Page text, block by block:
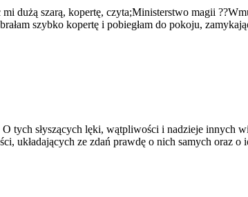
dużą szarą, kopertę, czyta;Ministerstwo magii
szybko kopertę i pobiegłam do pokoju,
tych słyszących lęki, wątpliwości i nadzieje innych
układających ze zdań prawdę o nich samych oraz